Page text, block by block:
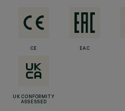
CE EAC
UK CONFORMITY
ASSESSED